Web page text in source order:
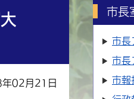
02月21日
市長
市長
市長
市報